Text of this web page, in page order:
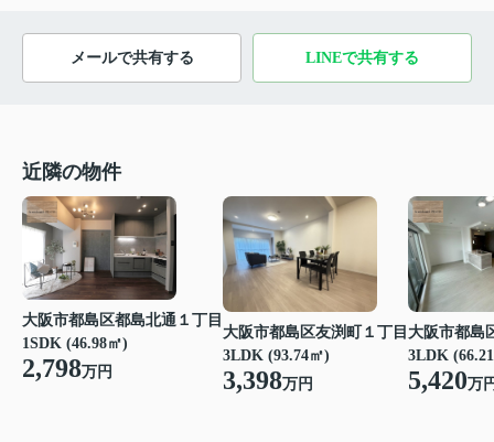
メールで共有する LINEで共有する
近隣の物件
大阪市都島区都島北通１丁目
1SDK (46.98㎡)
2,798万円
大阪市都島区友渕町１丁目
3LDK (93.74㎡)
3,398万円
大阪市都島
3LDK
5,420万